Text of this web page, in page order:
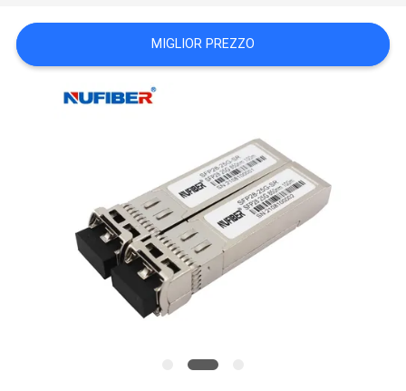
MAPPA
PRIVACY
MIGLIOR PREZZO